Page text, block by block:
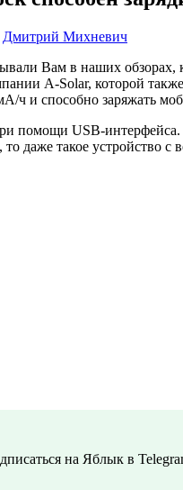
Дмитрий Михневич
Вам в наших обзорах,
A-Solar, которой
ч и способно заряжать
помощи USB-
то даже такое устройство
на Яблык в